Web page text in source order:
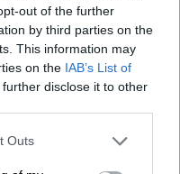
out of the further
by third parties on the
This information may
on the IAB’s List of
disclose it to other
Outs